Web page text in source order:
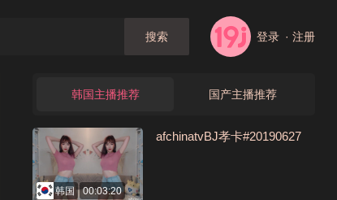
搜索 登录 · 注册
韩国主播推荐 国产主播推荐
韩国 00:03:20
afchinatvBJ孝卡#20190627